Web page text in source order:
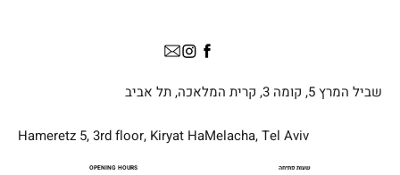
Hameretz 5, 3rd floor, Kiryat HaMelacha, Tel Aviv
שביל המרץ 5, קומה 3, קרית המלאכה, תל אביב
OPENING HOURS שעות פתיחה